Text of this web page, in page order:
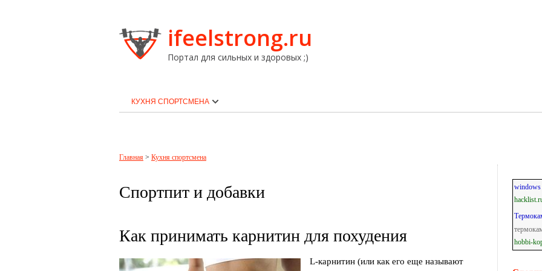
ifeelstrong.ru
Портал для сильных и здоровых ;)
КУХНЯ СПОРТСМЕНА
Главная > Кухня спортсмена
Спортпит и добавки
Как принимать карнитин для похудения
L-карнитин (или как его еще называют
windows
hobbi-